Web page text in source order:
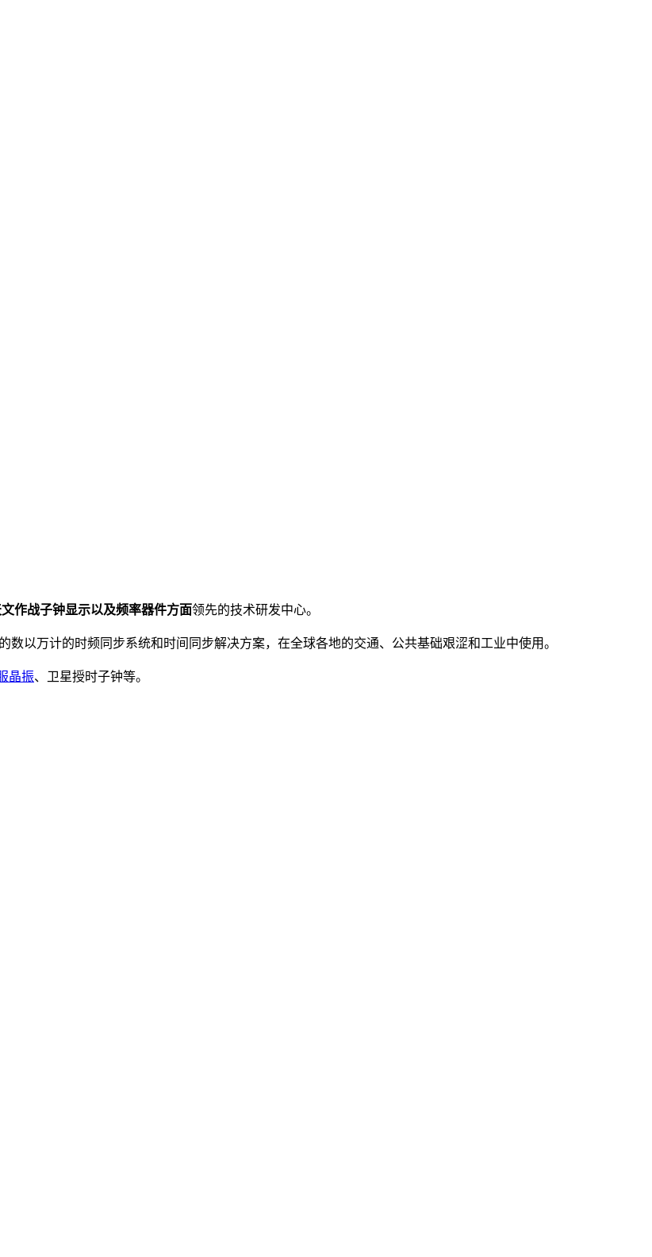
文作战子钟显示以及频率器件方面领先的技术研发中心。
以万计的时频同步系统和时间同步解决方案，在全球各地的交通、公共基础艰涩和工业中使用。
晶振、卫星授时子钟等。